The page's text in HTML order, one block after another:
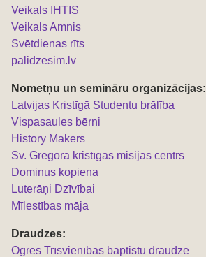
Veikals IHTIS
Veikals Amnis
Svētdienas rīts
palidzesim.lv
Nometņu un semināru organizācijas:
Latvijas Kristīgā Studentu brālība
Vispasaules bērni
History Makers
Sv. Gregora kristīgās misijas centrs
Dominus kopiena
Luterāņi Dzīvībai
Mīlestības māja
Draudzes:
Ogres Trīsvienības baptistu draudze